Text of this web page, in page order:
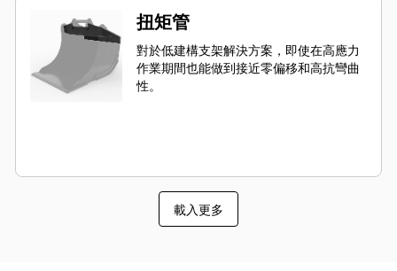
扭矩管
對於低建構支架解決方案，即使在高應力
作業期間也能做到接近零偏移和高抗彎曲
性。
載入更多